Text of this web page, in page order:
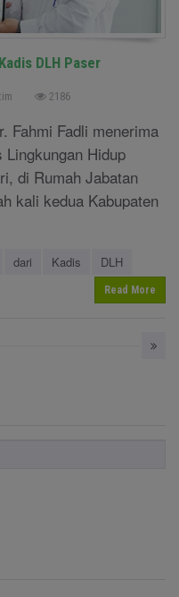
DLH Paser
2186
Fahmi Fadli menerima
Lingkungan Hidup
di Rumah Jabatan
kali kedua Kabupaten
dari Kadis
DLH
Read More